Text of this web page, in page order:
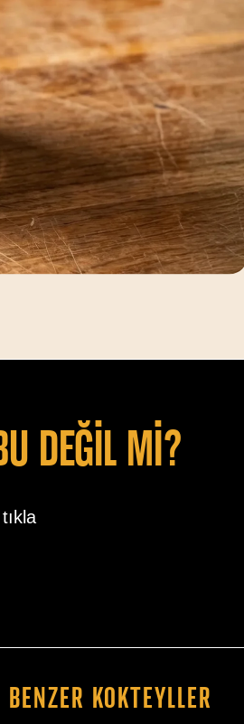
değİl mİ?
Benzer Kokteyller